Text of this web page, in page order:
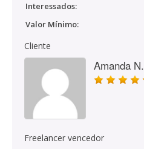
Interessados:
Valor Mínimo:
Cliente
Amanda N.
Freelancer vencedor